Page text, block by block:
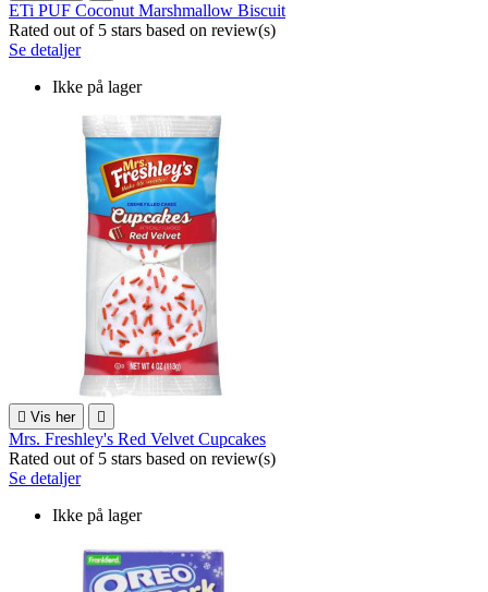
ETi PUF Coconut Marshmallow Biscuit
Rated out of 5 stars based on review(s)
Se detaljer
Ikke på lager
 Vis her 
Mrs. Freshley's Red Velvet Cupcakes
Rated out of 5 stars based on review(s)
Se detaljer
Ikke på lager